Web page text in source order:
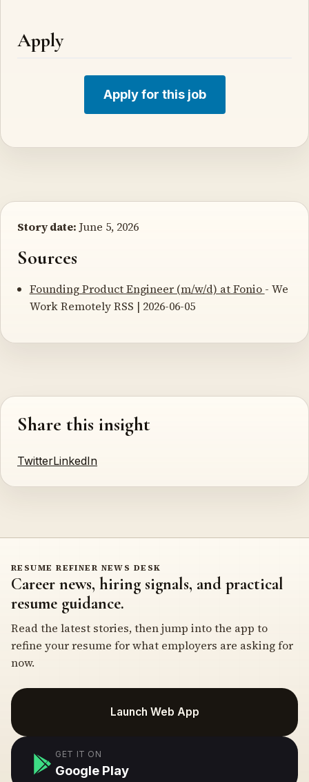
Apply
Apply for this job
Story date: June 5, 2026
Sources
Founding Product Engineer (m/w/d) at Fonio - We
Work Remotely RSS | 2026-06-05
Share this insight
TwitterLinkedIn
RESUME REFINER NEWS DESK
Career news, hiring signals, and practical
resume guidance.
Read the latest stories, then jump into the app to
refine your resume for what employers are asking for
now.
Launch Web App
GET IT ON
Google Play